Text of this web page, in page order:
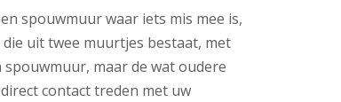
spouwmuur waar iets mis mee is,
uit twee muurtjes bestaat, met
maar de wat oudere
contact treden met uw